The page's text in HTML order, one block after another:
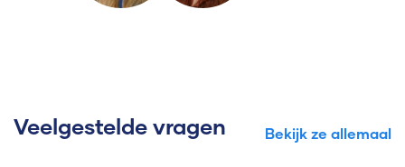
Veelgestelde vragen Bekijk ze allemaal